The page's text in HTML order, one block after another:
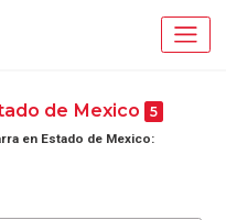
de Mexico 5
en Estado de Mexico: